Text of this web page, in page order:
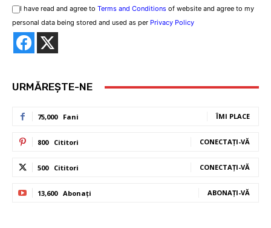
I have read and agree to Terms and Conditions of website and agree to my
personal data being stored and used as per Privacy Policy
URMĂREȘTE-NE
75,000 Fani ÎMI PLACE
800 Cititori CONECTAȚI-VĂ
500 Cititori CONECTAȚI-VĂ
13,600 Abonați ABONAȚI-VĂ